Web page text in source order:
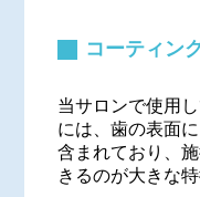
コーティン
当サロンで使用
には、歯の表面
含まれており、
きるのが大きな特